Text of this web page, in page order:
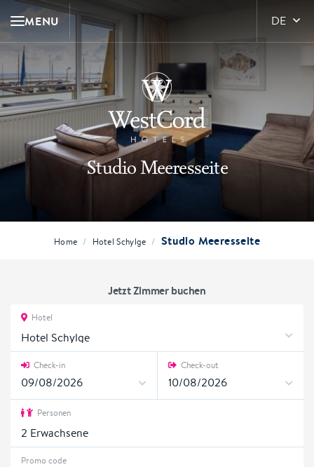
MENU DE
Studio Meeresseite
Home / Hotel Schylge / Studio Meeresseite
Jetzt Zimmer buchen
Hotel
Hotel Schylge
Check-in Check-out
Personen
2 Erwachsene
Promo code